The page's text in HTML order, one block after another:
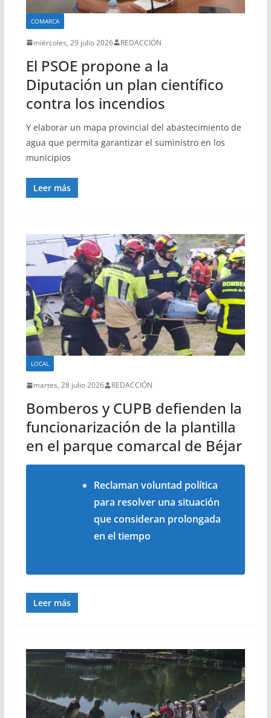
COMARCA
miércoles, 29 julio 2026 REDACCIÓN
El PSOE propone a la
Diputación un plan científico
contra los incendios
Y elaborar un mapa provincial del abastecimiento de
agua que permita garantizar el suministro en los
municipios
Leer más
LOCAL
martes, 28 julio 2026 REDACCIÓN
Bomberos y CUPB defienden la
funcionarización de la plantilla
en el parque comarcal de Béjar
Reclaman voluntad política
para resolver una situación
que consideran prolongada
en el tiempo
Leer más